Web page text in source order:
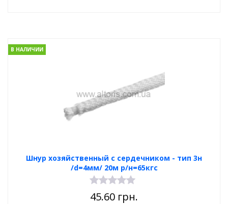
Шнур хозяйственный с сердечником - тип 3н
/d=4мм/ 20м р/н=65кгс
В НАЛИЧИИ
45.60 грн.